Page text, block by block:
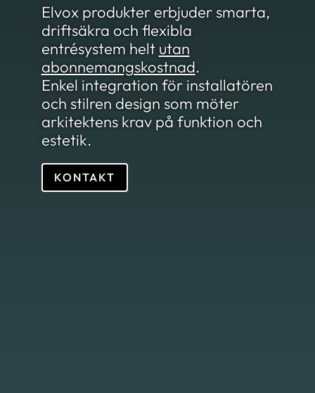
Elvox produkter erbjuder smarta,
driftsäkra och flexibla
entrésystem helt utan
abonnemangskostnad.
Enkel integration för installatören
och stilren design som möter
arkitektens krav på funktion och
estetik.
KONTAKT